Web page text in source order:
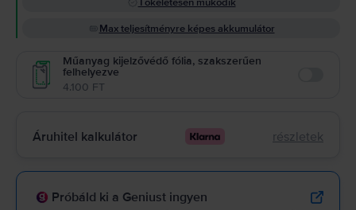
Max teljesítményre képes akkumulátor
Műanyag kijelzővédő fólia, szakszerűen
felhelyezve
4.100 FT
Áruhitel kalkulátor részletek
Próbáld ki a Geniust ingyen